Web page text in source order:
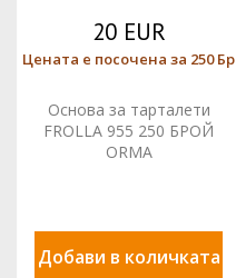
20 EUR
Цената е посочена за 250 Бр
Основа за тарталети
FROLLA 955 250 БРОЙ
ORMA
Добави в количката